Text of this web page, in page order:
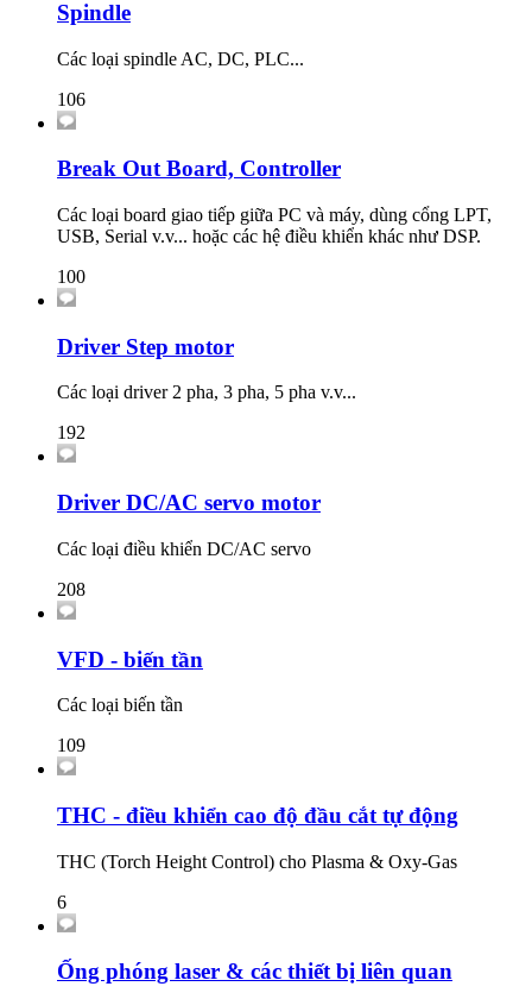
Spindle
Các loại spindle AC, DC, PLC...
106
Break Out Board, Controller
Các loại board giao tiếp giữa PC và máy, dùng cổng LPT,
USB, Serial v.v... hoặc các hệ điều khiển khác như DSP.
100
Driver Step motor
Các loại driver 2 pha, 3 pha, 5 pha v.v...
192
Driver DC/AC servo motor
Các loại điều khiển DC/AC servo
208
VFD - biến tần
Các loại biến tần
109
THC - điều khiển cao độ đầu cắt tự động
THC (Torch Height Control) cho Plasma & Oxy-Gas
6
Ống phóng laser & các thiết bị liên quan